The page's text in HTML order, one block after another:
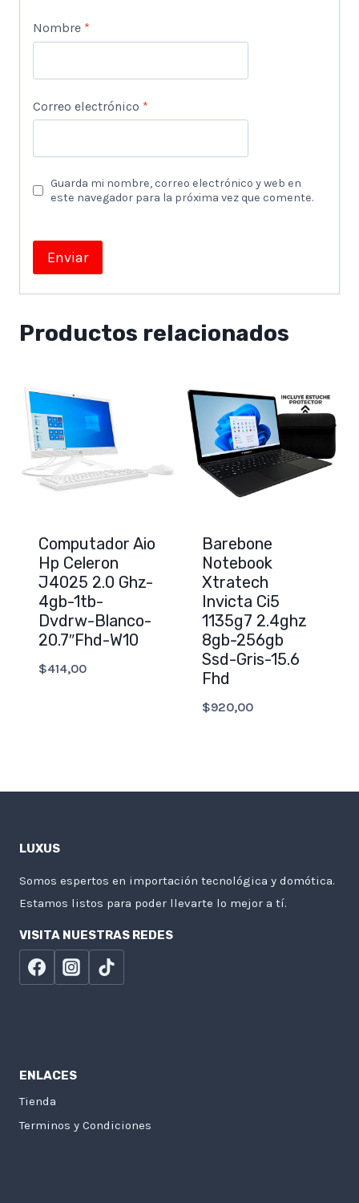
Nombre *
Correo electrónico *
Guarda mi nombre, correo electrónico y web en
este navegador para la próxima vez que comente.
Productos relacionados
Computador Aio
Hp Celeron
J4025 2.0 Ghz-
4gb-1tb-
Dvdrw-Blanco-
20.7″Fhd-W10
$414,00
Barebone
Notebook
Xtratech
Invicta Ci5
1135g7 2.4ghz
8gb-256gb
Ssd-Gris-15.6
Fhd
$920,00
LUXUS
Somos espertos en importación tecnológica y domótica.
Estamos listos para poder llevarte lo mejor a tí.
VISITA NUESTRAS REDES
ENLACES
Tienda
Terminos y Condiciones